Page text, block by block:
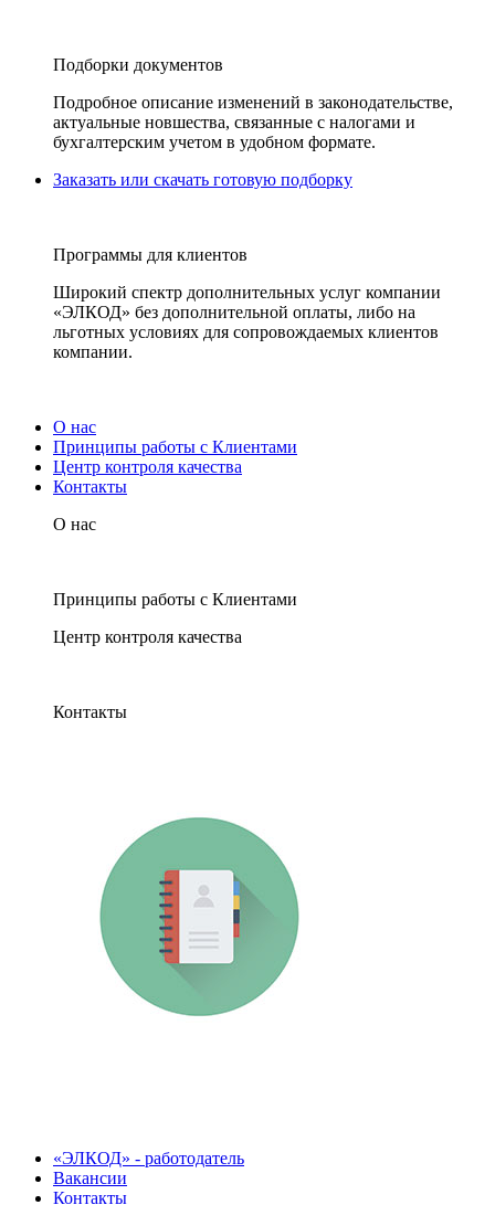
Подборки документов
Подробное описание изменений в законодательстве,
актуальные новшества, связанные с налогами и
бухгалтерским учетом в удобном формате.
Заказать или скачать готовую подборку
Программы для клиентов
Широкий спектр дополнительных услуг компании
«ЭЛКОД» без дополнительной оплаты, либо на
льготных условиях для сопровождаемых клиентов
компании.
О нас
Принципы работы с Клиентами
Центр контроля качества
Контакты
О нас
Принципы работы с Клиентами
Центр контроля качества
Контакты
«ЭЛКОД» - работодатель
Вакансии
Контакты